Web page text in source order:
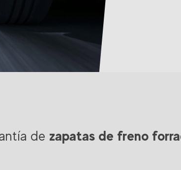
de zapatas de freno